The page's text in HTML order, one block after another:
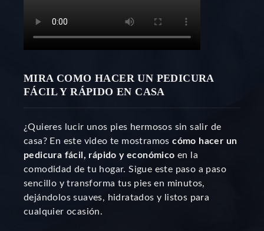
MIRA COMO HACER UN PEDICURA
FÁCIL Y RÁPIDO EN CASA
¿Quieres lucir unos pies hermosos sin salir de
casa? En este video te mostramoscómo hacer un
pedicura fácil, rápido y económico en la
comodidad de tu hogar. Sigue este paso a paso
sencillo y transforma tus pies en minutos,
dejándolos suaves, hidratados y listos para
cualquier ocasión.